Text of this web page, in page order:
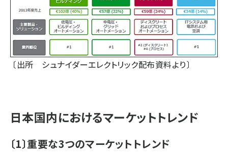
〔出所 シュナイダーエレクトリック配布資料より〕
日本国内におけるマーケットトレンド
〔1〕重要な3つのマーケットトレンド